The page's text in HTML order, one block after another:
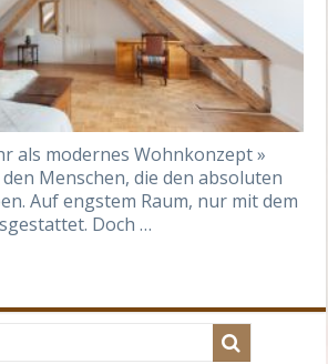
als modernes Wohnkonzept »
Menschen, die den absoluten
Auf engstem Raum, nur mit dem
Doch …